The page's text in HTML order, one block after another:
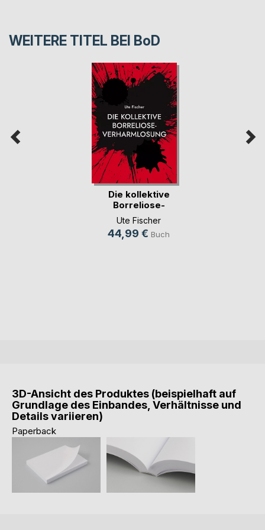
WEITERE TITEL BEI BoD
Die kollektive
Borreliose-
Verharmlosung
Ute Fischer
44,99 € Buch
3D-Ansicht des Produktes (beispielhaft auf
Grundlage des Einbandes, Verhältnisse und
Details variieren)
Paperback